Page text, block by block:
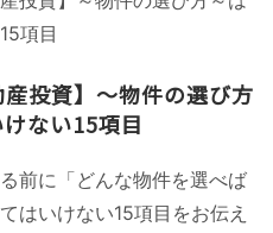
産投資】～物件の選び方
ない15項目
前に「どんな物件を選べば
はいけない15項目をお伝え